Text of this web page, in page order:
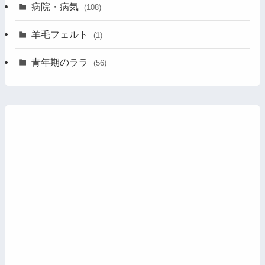
病院・病気 (108)
羊毛フェルト (1)
青年期のララ (56)